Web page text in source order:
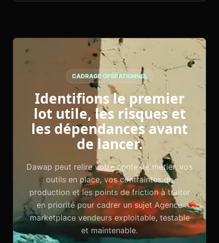
CADRAGE OPÉRATIONNEL
Identifions le premier
lot utile, les risques et
les dépendances avant
de lancer.
Dawap peut relire votre contexte métier, vos
outils en place, vos contraintes de
production et les points de friction à traiter
en priorité pour cadrer un sujet Agence
marketplace vendeurs exploitable, testable
et maintenable.